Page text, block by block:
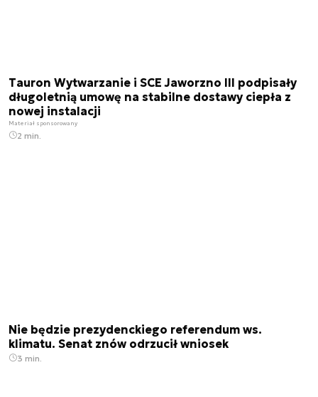
Tauron Wytwarzanie i SCE Jaworzno III podpisały
długoletnią umowę na stabilne dostawy ciepła z
nowej instalacji
Materiał sponsorowany
2 min.
Nie będzie prezydenckiego referendum ws.
klimatu. Senat znów odrzucił wniosek
3 min.